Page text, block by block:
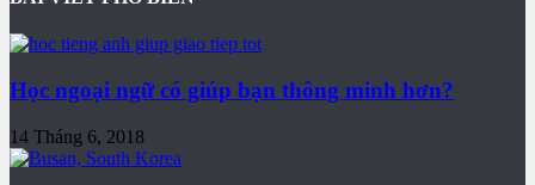
Học ngoại ngữ có giúp bạn thông minh hơn?
14 Tháng 6, 2018